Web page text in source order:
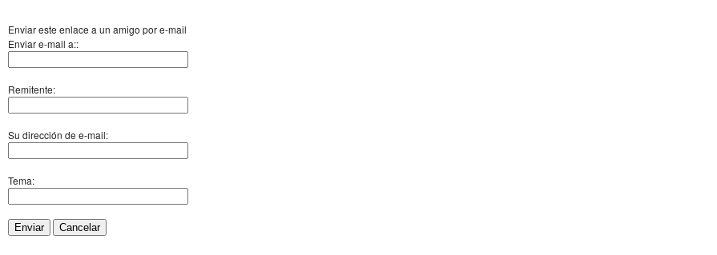
Enviar este enlace a un amigo por e-mail
Enviar e-mail a::
Remitente:
Su dirección de e-mail:
Tema:
Enviar Cancelar